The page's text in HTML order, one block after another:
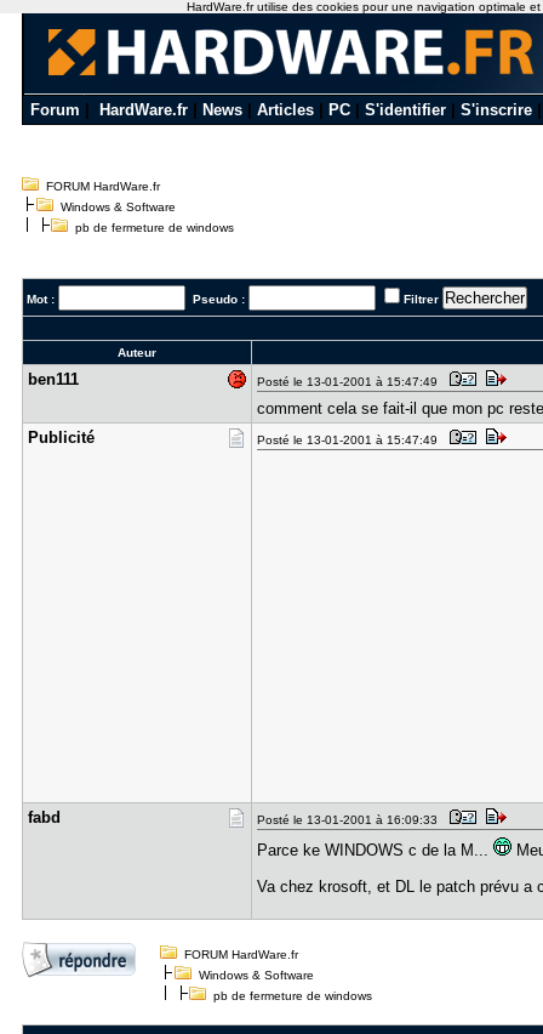
Forum HardWare.fr News Articles PC S'identifier S'inscrire
FORUM HardWare.fr
Windows & Software
pb de fermeture de windows
Mot : Pseudo : Filtrer
Auteur
ben111 Posté le 13-01-2001 à 15:47:49
comment cela se fait-il que mon pc
Publicité
Posté le 13-01-2001 à 15:47:49
fabd Posté le 13-01-2001 à 16:09:33
Parce ke WINDOWS c de la M...
Va chez krosoft, et DL le patch prévu a
FORUM HardWare.fr
Windows & Software
pb de fermeture de windows
HardWare.fr utilise des cookies pour une navigation optimale